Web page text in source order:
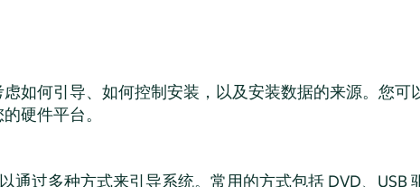
如何引导、如何控制安装，以及安装数据的来源。您可
硬件平台。
通过多种方式来引导系统。常用的方式包括 DVD、USB